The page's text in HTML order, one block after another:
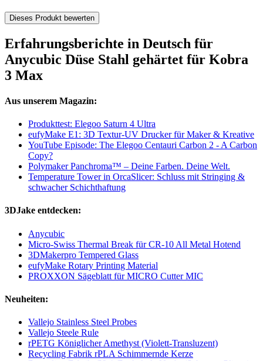
Dieses Produkt bewerten
Erfahrungsberichte in Deutsch für
Anycubic Düse Stahl gehärtet für Kobra
3 Max
Aus unserem Magazin:
Produkttest: Elegoo Saturn 4 Ultra
eufyMake E1: 3D Textur-UV Drucker für Maker & Kreative
YouTube Episode: The Elegoo Centauri Carbon 2 - A Carbon
Copy?
Polymaker Panchroma™ – Deine Farben. Deine Welt.
Temperature Tower in OrcaSlicer: Schluss mit Stringing &
schwacher Schichthaftung
3DJake entdecken:
Anycubic
Micro-Swiss Thermal Break für CR-10 All Metal Hotend
3DMakerpro Tempered Glass
eufyMake Rotary Printing Material
PROXXON Sägeblatt für MICRO Cutter MIC
Neuheiten:
Vallejo Stainless Steel Probes
Vallejo Steele Rule
rPETG Königlicher Amethyst (Violett-Transluzent)
Recycling Fabrik rPLA Schimmernde Kerze